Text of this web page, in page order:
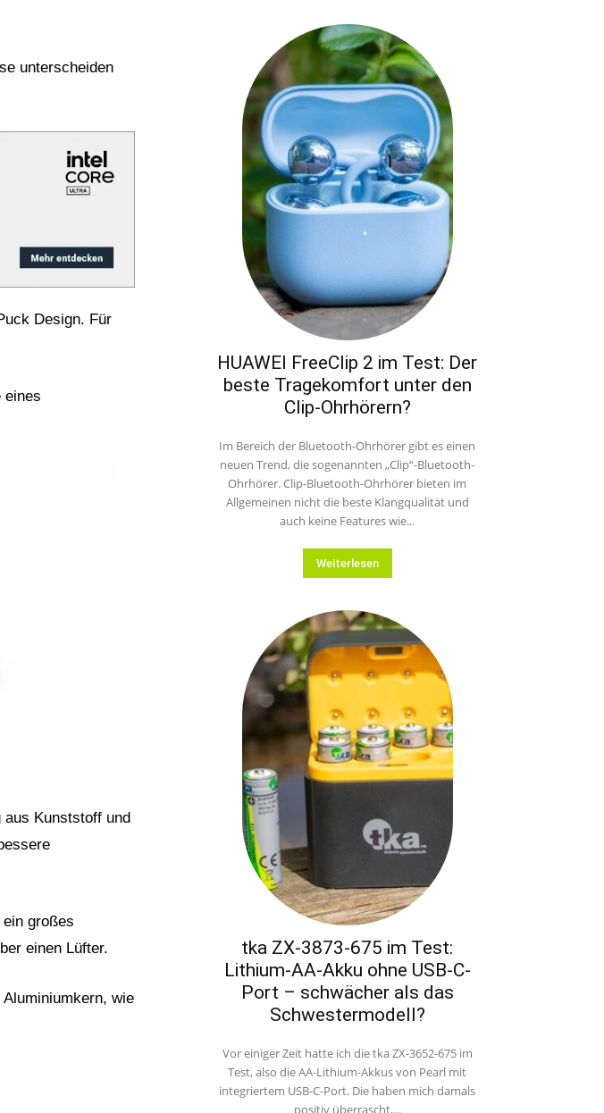
unterscheiden
Design. Für
eines
Kunststoff und
großes
einen Lüfter.
wie
HUAWEI FreeClip 2 im Test: Der
beste Tragekomfort unter den
Clip-Ohrhörern?
Im Bereich der Bluetooth-Ohrhörer gibt es einen
neuen Trend, die sogenannten „Clip“-Bluetooth-
Ohrhörer. Clip-Bluetooth-Ohrhörer bieten im
Allgemeinen nicht die beste Klangqualität und
auch keine Features wie...
Weiterlesen
tka ZX-3873-675 im Test:
Lithium-AA-Akku ohne USB-C-
Port – schwächer als das
Schwestermodell?
Vor einiger Zeit hatte ich die tka ZX-3652-675 im
Test, also die AA-Lithium-Akkus von Pearl mit
integriertem USB-C-Port. Die haben mich damals
positiv überrascht,...